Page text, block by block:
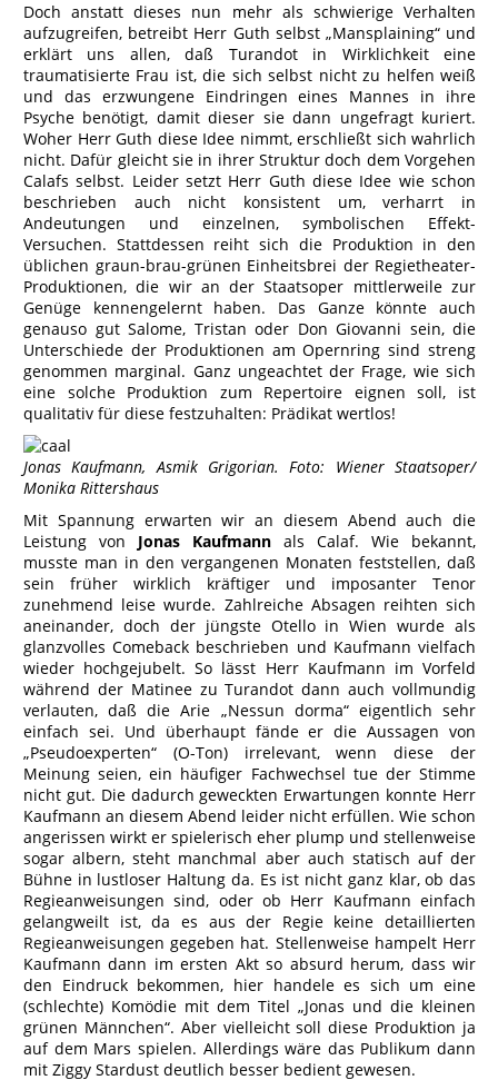
Doch anstatt dieses nun mehr als schwierige Verhalten
aufzugreifen, betreibt Herr Guth selbst „Mansplaining“ und
erklärt uns allen, daß Turandot in Wirklichkeit eine
traumatisierte Frau ist, die sich selbst nicht zu helfen weiß
und das erzwungene Eindringen eines Mannes in ihre
Psyche benötigt, damit dieser sie dann ungefragt kuriert.
Woher Herr Guth diese Idee nimmt, erschließt sich wahrlich
nicht. Dafür gleicht sie in ihrer Struktur doch dem Vorgehen
Calafs selbst. Leider setzt Herr Guth diese Idee wie schon
beschrieben auch nicht konsistent um, verharrt in
Andeutungen und einzelnen, symbolischen Effekt-
Versuchen. Stattdessen reiht sich die Produktion in den
üblichen graun-brau-grünen Einheitsbrei der Regietheater-
Produktionen, die wir an der Staatsoper mittlerweile zur
Genüge kennengelernt haben. Das Ganze könnte auch
genauso gut Salome, Tristan oder Don Giovanni sein, die
Unterschiede der Produktionen am Opernring sind streng
genommen marginal. Ganz ungeachtet der Frage, wie sich
eine solche Produktion zum Repertoire eignen soll, ist
qualitativ für diese festzuhalten: Prädikat wertlos!
Jonas Kaufmann, Asmik Grigorian. Foto: Wiener Staatsoper/
Monika Rittershaus
Mit Spannung erwarten wir an diesem Abend auch die
Leistung von Jonas Kaufmann als Calaf. Wie bekannt,
musste man in den vergangenen Monaten feststellen, daß
sein früher wirklich kräftiger und imposanter Tenor
zunehmend leise wurde. Zahlreiche Absagen reihten sich
aneinander, doch der jüngste Otello in Wien wurde als
glanzvolles Comeback beschrieben und Kaufmann vielfach
wieder hochgejubelt. So lässt Herr Kaufmann im Vorfeld
während der Matinee zu Turandot dann auch vollmundig
verlauten, daß die Arie „Nessun dorma“ eigentlich sehr
einfach sei. Und überhaupt fände er die Aussagen von
„Pseudoexperten“ (O-Ton) irrelevant, wenn diese der
Meinung seien, ein häufiger Fachwechsel tue der Stimme
nicht gut. Die dadurch geweckten Erwartungen konnte Herr
Kaufmann an diesem Abend leider nicht erfüllen. Wie schon
angerissen wirkt er spielerisch eher plump und stellenweise
sogar albern, steht manchmal aber auch statisch auf der
Bühne in lustloser Haltung da. Es ist nicht ganz klar, ob das
Regieanweisungen sind, oder ob Herr Kaufmann einfach
gelangweilt ist, da es aus der Regie keine detaillierten
Regieanweisungen gegeben hat. Stellenweise hampelt Herr
Kaufmann dann im ersten Akt so absurd herum, dass wir
den Eindruck bekommen, hier handele es sich um eine
(schlechte) Komödie mit dem Titel „Jonas und die kleinen
grünen Männchen“. Aber vielleicht soll diese Produktion ja
auf dem Mars spielen. Allerdings wäre das Publikum dann
mit Ziggy Stardust deutlich besser bedient gewesen.